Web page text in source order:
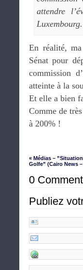
attendre
Luxembourg.
En réalité,
Sénat pour
commission
atteinte à la
Et elle a bien
Comme de
à 200% !
« Médias –
Golfe” (Cairo News –
0
Publiez